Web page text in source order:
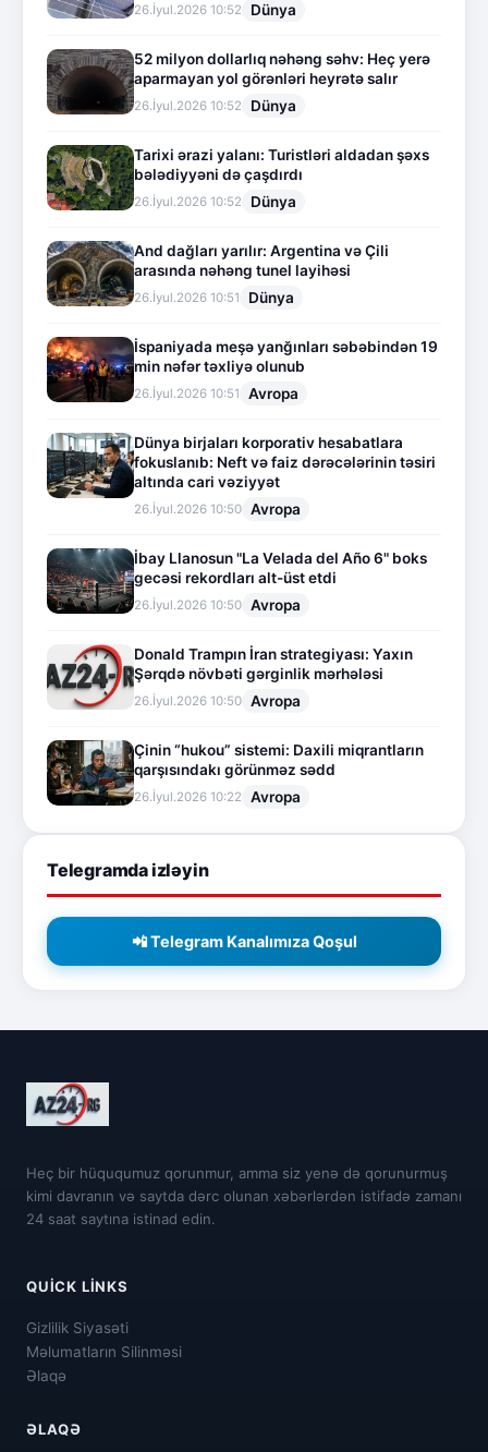
26.İyul.2026 10:52 Dünya
52 milyon dollarlıq nəhəng səhv: Heç yerə
aparmayan yol görənləri heyrətə salır
26.İyul.2026 10:52 Dünya
Tarixi ərazi yalanı: Turistləri aldadan şəxs
bələdiyyəni də çaşdırdı
26.İyul.2026 10:52 Dünya
And dağları yarılır: Argentina və Çili
arasında nəhəng tunel layihəsi
26.İyul.2026 10:51 Dünya
İspaniyada meşə yanğınları səbəbindən 19
min nəfər təxliyə olunub
26.İyul.2026 10:51 Avropa
Dünya birjaları korporativ hesabatlara
fokuslanıb: Neft və faiz dərəcələrinin təsiri
altında cari vəziyyət
26.İyul.2026 10:50 Avropa
İbay Llanosun "La Velada del Año 6" boks
gecəsi rekordları alt-üst etdi
26.İyul.2026 10:50 Avropa
Donald Trampın İran strategiyası: Yaxın
Şərqdə növbəti gərginlik mərhələsi
26.İyul.2026 10:50 Avropa
Çinin “hukou” sistemi: Daxili miqrantların
qarşısındakı görünməz sədd
26.İyul.2026 10:22 Avropa
Telegramda izləyin
📲 Telegram Kanalımıza Qoşul
Heç bir hüququmuz qorunmur, amma siz yenə də qorunurmuş
kimi davranın və saytda dərc olunan xəbərlərdən istifadə zamanı
24 saat saytına istinad edin.
QUICK LINKS
Gizlilik Siyasəti
Məlumatların Silinməsi
Əlaqə
ƏLAQƏ